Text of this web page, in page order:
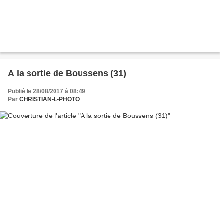
A la sortie de Boussens (31)
Publié le 28/08/2017 à 08:49
Par CHRISTIAN•L•PHOTO